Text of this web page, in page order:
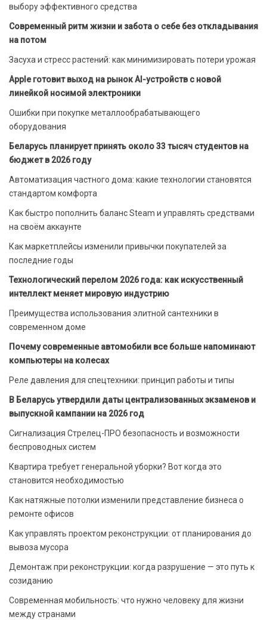
выбору эффективного средства
Современный ритм жизни и забота о себе без откладывания
на потом
Засуха и стресс растений: как минимизировать потери урожая
Apple готовит выход на рынок AI-устройств с новой
линейкой носимой электроники
Ошибки при покупке металлообрабатывающего
оборудования
Беларусь планирует принять около 33 тысяч студентов на
бюджет в 2026 году
Автоматизация частного дома: какие технологии становятся
стандартом комфорта
Как быстро пополнить баланс Steam и управлять средствами
на своём аккаунте
Как маркетплейсы изменили привычки покупателей за
последние годы
Технологический перелом 2026 года: как искусственный
интеллект меняет мировую индустрию
Преимущества использования элитной сантехники в
современном доме
Почему современные автомобили все больше напоминают
компьютеры на колесах
Реле давления для спецтехники: принцип работы и типы
В Беларусь утвердили даты централизованных экзаменов и
выпускной кампании на 2026 год
Сигнализация Стрелец-ПРО безопасность и возможности
беспроводных систем
Квартира требует генеральной уборки? Вот когда это
становится необходимостью
Как натяжные потолки изменили представление бизнеса о
ремонте офисов
Как управлять проектом реконструкции: от планирования до
вывоза мусора
Демонтаж при реконструкции: когда разрушение — это путь к
созиданию
Современная мобильность: что нужно человеку для жизни
между странами